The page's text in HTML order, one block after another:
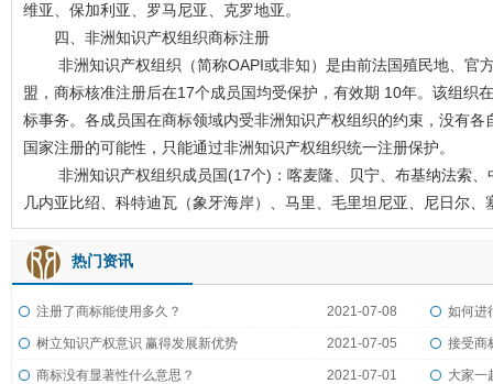
维亚、保加利亚、罗马尼亚、克罗地亚。
四、非洲知识产权组织商标注册
非洲知识产权组织（简称OAPI或非知）是由前法国殖民地、官
盟，商标核准注册后在17个成员国均受保护，有效期 10年。该组织
标事务。各成员国在商标领域内受非洲知识产权组织的约束，没有
国家注册的可能性，只能通过非洲知识产权组织统一注册保护。
非洲知识产权组织成员国(17个)：喀麦隆、贝宁、布基纳法索、
几内亚比绍、科特迪瓦（象牙海岸）、马里、毛里坦尼亚、尼日尔
热门资讯
注册了商标能使用多久？ 2021-07-08 如何进
树立知识产权意识 赢得发展新优势 2021-07-05 接受商
商标没有显著性什么意思？ 2021-07-01 大家一